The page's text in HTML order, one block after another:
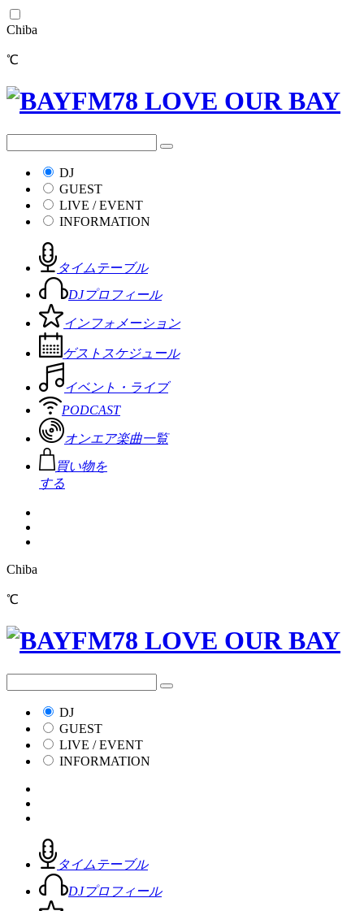
Chiba
℃
DJ
GUEST
LIVE / EVENT
INFORMATION
タイムテーブル
DJプロフィール
インフォメーション
ゲストスケジュール
イベント・ライブ
PODCAST
オンエア楽曲一覧
買い物を
する
Chiba
℃
DJ
GUEST
LIVE / EVENT
INFORMATION
タイムテーブル
DJプロフィール